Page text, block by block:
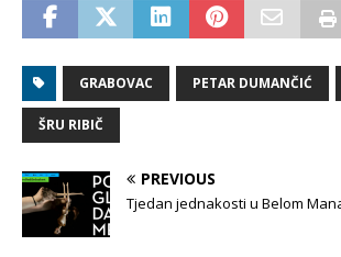
GRABOVAC PETAR DUMANČIĆ
ŠRU RIBIČ
PREVIOUS
Tjedan jednakosti u Belom